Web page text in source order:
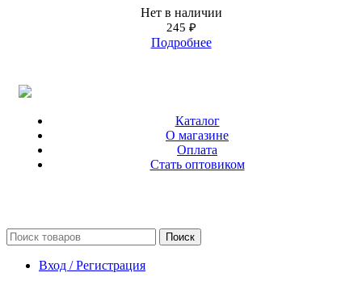
Нет в наличии
245 ₽
Подробнее
Каталог
О магазине
Оплата
Стать оптовиком
Поиск
Вход / Регистрация